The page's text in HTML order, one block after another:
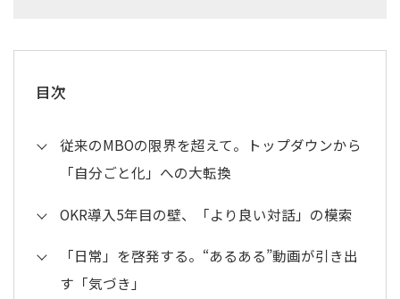
目次
従来のMBOの限界を超えて。トップダウンから
「自分ごと化」への大転換
OKR導入5年目の壁、「より良い対話」の模索
「日常」を啓発する。“あるある”動画が引き出
す「気づき」